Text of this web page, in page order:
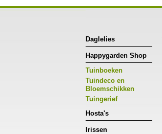
Daglelies
Happygarden Shop
Tuinboeken
Tuindeco en
Bloemschikken
Tuingerief
Hosta's
Irissen